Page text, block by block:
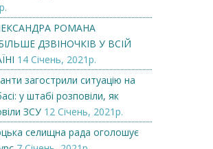
РОМАНА
ДЗВІНОЧКІВ У ВСІЙ
14 Січень, 2021р.
загострили ситуацію на
у штабі розповіли, як
ЗСУ 12 Січень, 2021р.
селищна рада оголошує